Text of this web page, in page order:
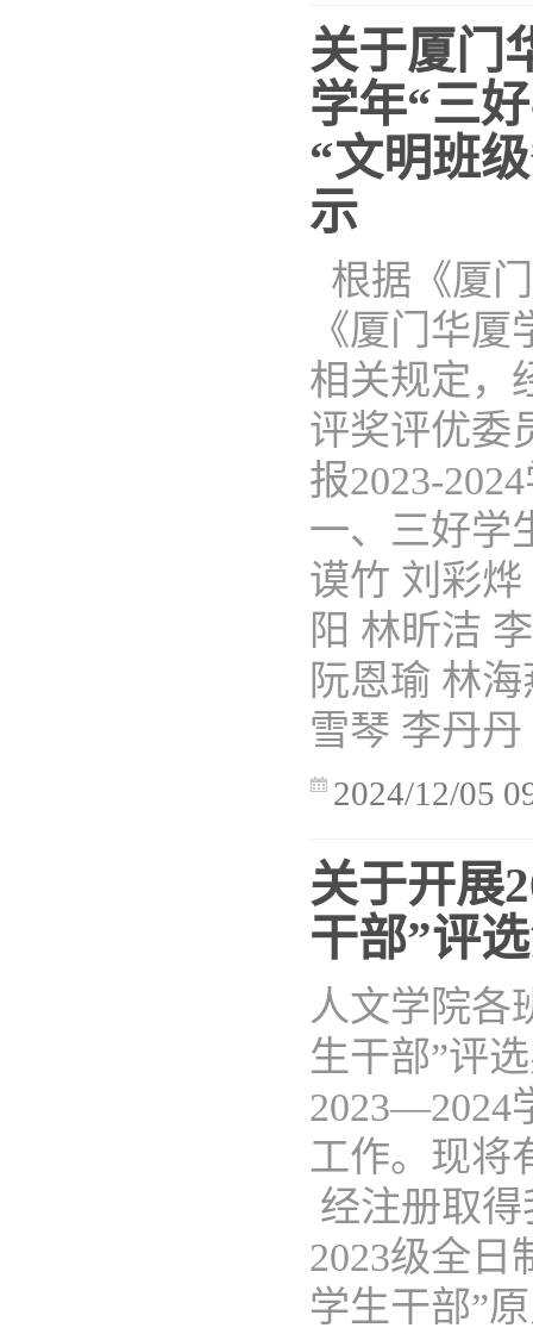
关于厦门
学年“三
“文明班
示
根据《厦
《厦门华
相关规定，
评奖评优委
报2023-
一、三好学
谟竹 刘彩
阳 林昕洁
阮恩瑜 林
雪琴 李丹丹
2024/12/05
关于开展
干部”评
人文学院各
生干部”评
2023—2024
工作。现将
经注册取得
2023级全
学生干部”